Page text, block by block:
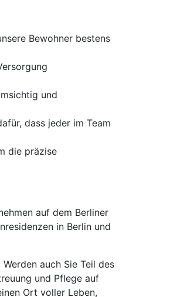
Bewohner bestens
und
dass jeder im Team
die präzise
auf dem Berliner
in Berlin und
auch Sie Teil des
und Pflege auf
Ort voller Leben,